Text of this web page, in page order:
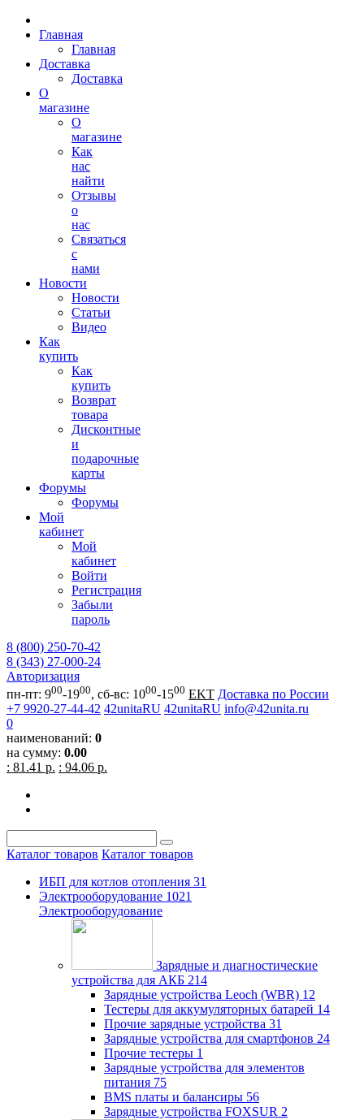
Главная
Главная
Доставка
Доставка
О
магазине
О
магазине
Как
нас
найти
Отзывы
о
нас
Связаться
с
нами
Новости
Новости
Статьи
Видео
Как
купить
Как
купить
Возврат
товара
Дисконтные
и
подарочные
карты
Форумы
Форумы
Мой
кабинет
Мой
кабинет
Войти
Регистрация
Забыли
пароль
8 (800) 250-70-42
8 (343) 27-000-24
Авторизация
пн-пт: 900-1900, сб-вс: 1000-1500 EKT Доставка по России
+7 9920-27-44-42 42unitaRU 42unitaRU info@42unita.ru
0
наименований: 0
на сумму: 0.00
: 81.41 р. : 94.06 р.
Каталог товаров Каталог товаров
ИБП для котлов отопления 31
Электрооборудование 1021
Электрооборудование
Зарядные и диагностические
устройства для АКБ 214
Зарядные устройства Leoch (WBR) 12
Тестеры для аккумуляторных батарей 14
Прочие зарядные устройства 31
Зарядные устройства для смартфонов 24
Прочие тестеры 1
Зарядные устройства для элементов
питания 75
BMS платы и балансиры 56
Зарядные устройства FOXSUR 2